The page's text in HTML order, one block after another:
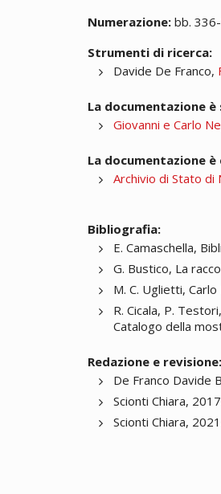
Numerazione: bb.
Strumenti di ricerca:
Davide De Franco,
La documentazione
Giovanni e Carlo
La documentazione
Archivio di Stato di
Bibliografia:
E. Camaschella,
G. Bustico, La
M. C. Uglietti,
R. Cicala, P.
Catalogo della
Redazione e revisione:
De Franco Davide
Scionti Chiara,
Scionti Chiara,